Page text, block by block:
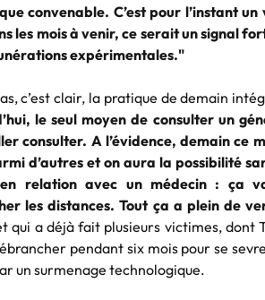
convenable. C’est pour l’instant
les mois à venir, ce serait un signal
expérimentales."
c’est clair, la pratique de demain
le seul moyen de consulter un
consulter. A l’évidence, demain
d’autres et on aura la possibilité
relation avec un médecin : ça
les distances. Tout ça a plein de
qui a déjà fait plusieurs victimes,
pendant six mois pour se
un surmenage technologique.